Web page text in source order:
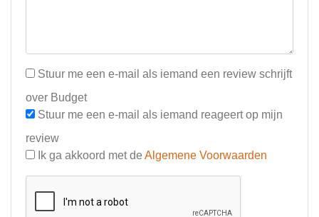
Stuur me een e-mail als iemand een review schrijft
over Budget
Stuur me een e-mail als iemand reageert op mijn
review
Ik ga akkoord met de Algemene Voorwaarden